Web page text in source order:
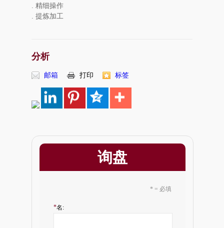
. 精细操作
. 提炼加工
分析
邮箱 打印 标签
询盘
* = 必填
*名: